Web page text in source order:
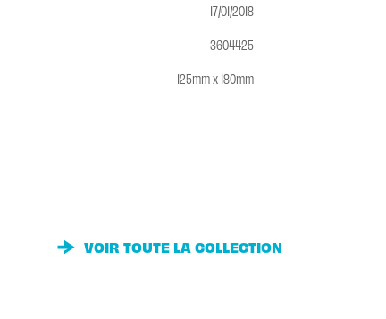
17/01/2018
3604425
125mm x 180mm
VOIR TOUTE LA COLLECTION